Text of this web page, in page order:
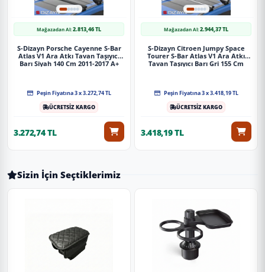
Mağazadan Al:2.813,46 TL
S-Dizayn Porsche Cayenne S-Bar
Atlas V1 Ara Atkı Tavan Taşıyıcı
Barı Siyah 140 Cm 2011-2017 A+
Peşin Fiyatına 3 x 3.272,74 TL
ÜCRETSİZ KARGO
3.272,74 TL
Mağazadan Al:2.944,37 TL
S-Dizayn Citroen Jumpy Space
Tourer S-Bar Atlas V1 Ara Atkı
Tavan Taşıyıcı Barı Gri 155 Cm
Peşin Fiyatına 3 x 3.418,19 TL
ÜCRETSİZ KARGO
3.418,19 TL
Sizin İçin Seçtiklerimiz